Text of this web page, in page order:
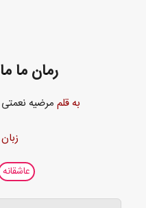
رمان ما
به قلم مرضیه نعمتی
زبان
عاشقانه